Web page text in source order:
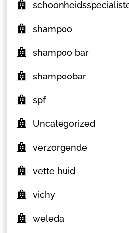
shampoo
shampoo bar
shampoobar
spf
Uncategorized
verzorgende
vette huid
vichy
weleda